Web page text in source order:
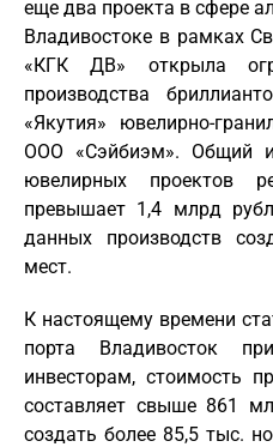
еще два проекта в сфере
Владивостоке в рамках
«КГК ДВ» открыла
производства
«Якутия» ювелирно-
ООО «Сэйбиэм». Общий
ювелирных проектов
превышает 1,4 млрд
данных производств
мест.
К настоящему времени
порта Владивосток
инвесторам, стоимость
составляет свыше 861
создать более 85,5 тыс.